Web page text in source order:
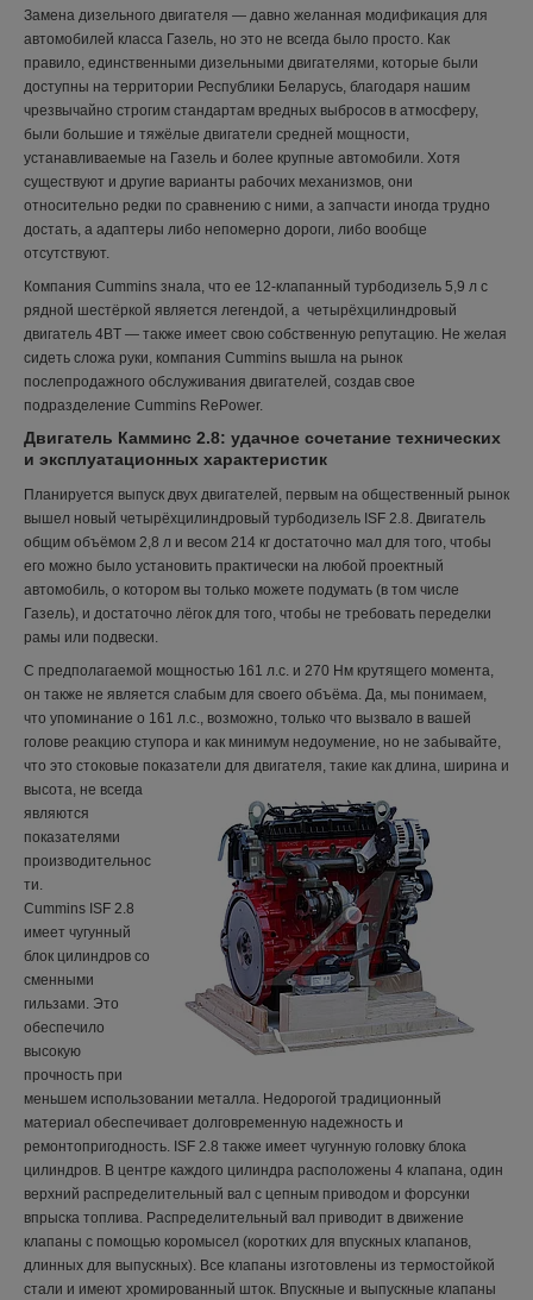
Замена дизельного двигателя — давно желанная модификация для
автомобилей класса Газель, но это не всегда было просто. Как
правило, единственными дизельными двигателями, которые были
доступны на территории Республики Беларусь, благодаря нашим
чрезвычайно строгим стандартам вредных выбросов в атмосферу,
были большие и тяжёлые двигатели средней мощности,
устанавливаемые на Газель и более крупные автомобили. Хотя
существуют и другие варианты рабочих механизмов, они
относительно редки по сравнению с ними, а запчасти иногда трудно
достать, а адаптеры либо непомерно дороги, либо вообще
отсутствуют.
Компания Cummins знала, что ее 12-клапанный турбодизель 5,9 л с
рядной шестёркой является легендой, а четырёхцилиндровый
двигатель 4BT — также имеет свою собственную репутацию. Не желая
сидеть сложа руки, компания Cummins вышла на рынок
послепродажного обслуживания двигателей, создав свое
подразделение Cummins RePower.
Двигатель Камминс 2.8: удачное сочетание технических
и эксплуатационных характеристик
Планируется выпуск двух двигателей, первым на общественный рынок
вышел новый четырёхцилиндровый турбодизель ISF 2.8. Двигатель
общим объёмом 2,8 л и весом 214 кг достаточно мал для того, чтобы
его можно было установить практически на любой проектный
автомобиль, о котором вы только можете подумать (в том числе
Газель), и достаточно лёгок для того, чтобы не требовать переделки
рамы или подвески.
С предполагаемой мощностью 161 л.с. и 270 Нм крутящего момента,
он также не является слабым для своего объёма. Да, мы понимаем,
что упоминание о 161 л.с., возможно, только что вызвало в вашей
голове реакцию ступора и как минимум недоумение, но не забывайте,
что это стоковые показатели для двигателя, такие как длина, ширина и
высота, не всегда
являются
показателями
производительнос
ти.
Cummins ISF 2.8
имеет чугунный
блок цилиндров со
сменными
гильзами. Это
обеспечило
высокую
прочность при
меньшем использовании металла. Недорогой традиционный
материал обеспечивает долговременную надежность и
ремонтопригодность. ISF 2.8 также имеет чугунную головку блока
цилиндров. В центре каждого цилиндра расположены 4 клапана, один
верхний распределительный вал с цепным приводом и форсунки
впрыска топлива. Распределительный вал приводит в движение
клапаны с помощью коромысел (коротких для впускных клапанов,
длинных для выпускных). Все клапаны изготовлены из термостойкой
стали и имеют хромированный шток. Впускные и выпускные клапаны